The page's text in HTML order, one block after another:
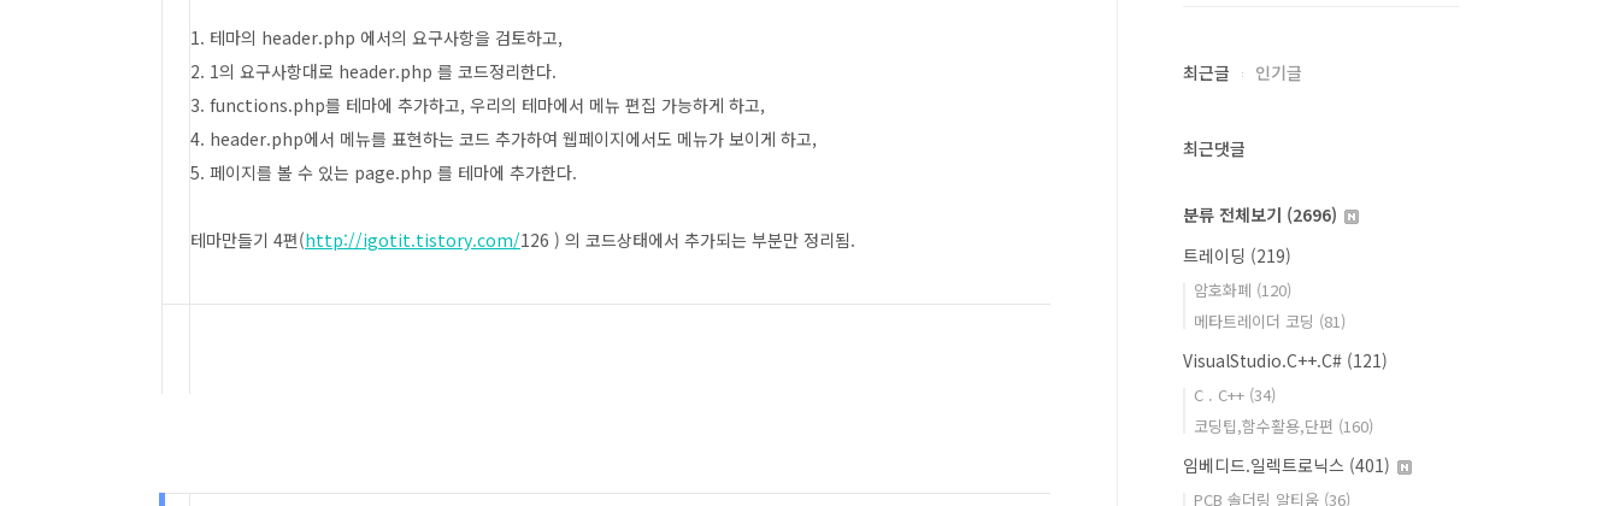
1. 테마의 header.php 에서의 요구사항을 검토하고,
2. 1의 요구사항대로 header.php 를 코드정리한다.
3. functions.php를 테마에 추가하고, 우리의 테마에서 메뉴 편집 가능하게 하고,
4. header.php에서 메뉴를 표현하는 코드 추가하여 웹페이지에서도 메뉴가 보이게 하고,
5. 페이지를 볼 수 있는 page.php 를 테마에 추가한다.
테마만들기 4편(http://igotit.tistory.com/126 ) 의 코드상태에서 추가되는 부분만 정리됨.
최근글 인기글
최근댓글
분류 전체보기 (2696)
트레이딩 (219)
암호화폐 (120)
메타트레이더 코딩 (81)
VisualStudio.C++.C# (121)
C . C++ (34)
코딩팁,함수활용,단편 (160)
임베디드.일렉트로닉스 (401)
PCB 솔더링 알티움 (36)